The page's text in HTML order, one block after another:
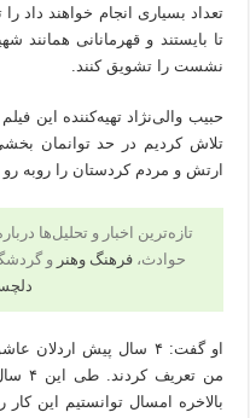
تعداد بسیاری انجام خواهند
تا بایستند و قهرمانانی
نشست را تشویق کنند.
حبیب والی‌نژاد تهیه‌کننده این
تلاش کردیم در حد توانمان
ارتش و مردم کردستان را روبه
تازه‌ترین اخبار و تحلیل‌ها
حوادث، فرهنگ وهنر و
او گفت: ۴ سال پیش
من
بالاخره امسال توانستیم این